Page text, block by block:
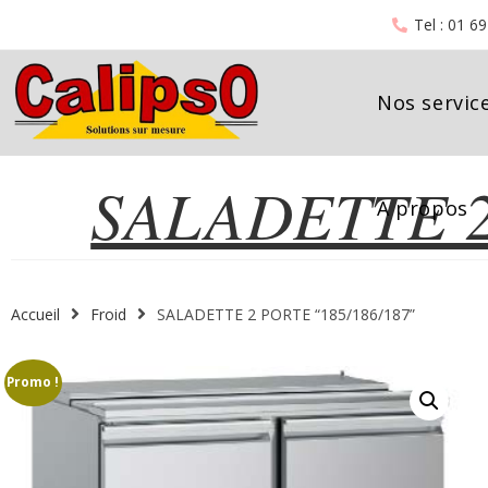
Tel : 01
Nos
A propos
SALADETTE
Accueil Froid SALADETTE 2 PORTE “185/186/187”
Promo !